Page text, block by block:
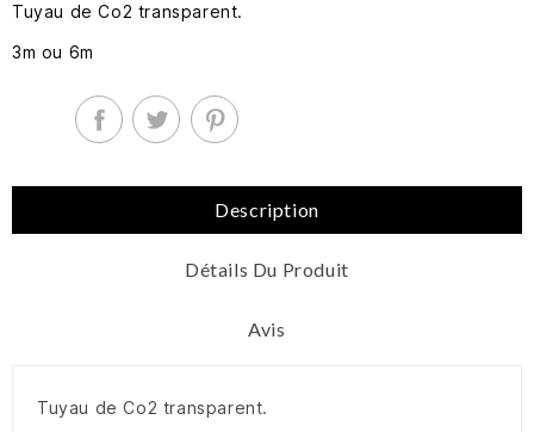
Tuyau de Co2 transparent.
3m ou 6m
Description
Détails Du Produit
Avis
Tuyau de Co2 transparent.